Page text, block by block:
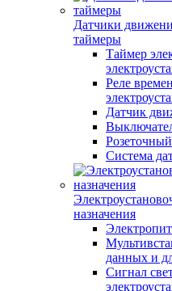
Датчики
таймеры
Таймер
Реле
Датчик
Система
назначения
данных и
Сигнал